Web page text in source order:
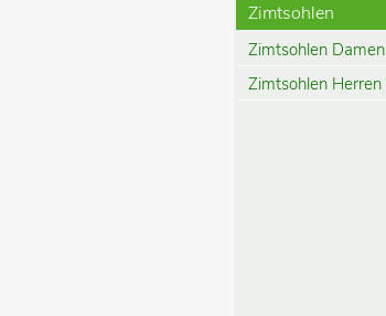
Zimtsohlen
Zimtsohlen Damen
Zimtsohlen Herren